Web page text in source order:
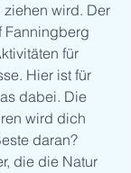
wird. Der
Fanningberg
für
Hier ist für
dabei. Die
wird dich
daran?
die die Natur